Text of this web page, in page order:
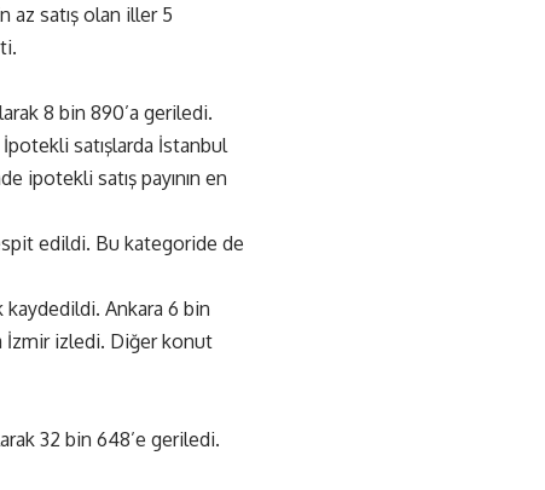
az satış olan iller 5
8 bin 890’a geriledi.
İpotekli satışlarda İstanbul
ipotekli satış payının en
edildi. Bu kategoride de
kaydedildi. Ankara 6 bin
İzmir izledi. Diğer konut
32 bin 648’e geriledi.